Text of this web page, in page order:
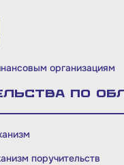
организациям
по
поручительств